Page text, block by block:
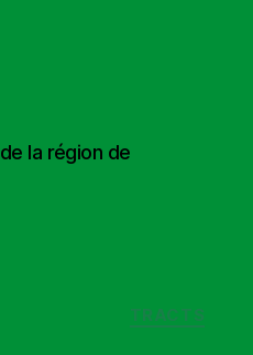
la région de
Catégories
TRACTS